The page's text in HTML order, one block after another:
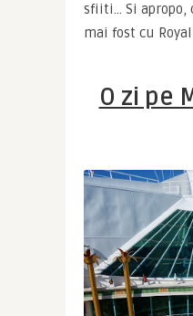
sfiiti… Si apropo,
mai fost cu
O zi pe